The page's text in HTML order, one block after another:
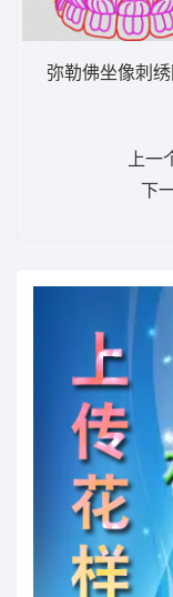
弥勒佛坐像刺绣
上一
下